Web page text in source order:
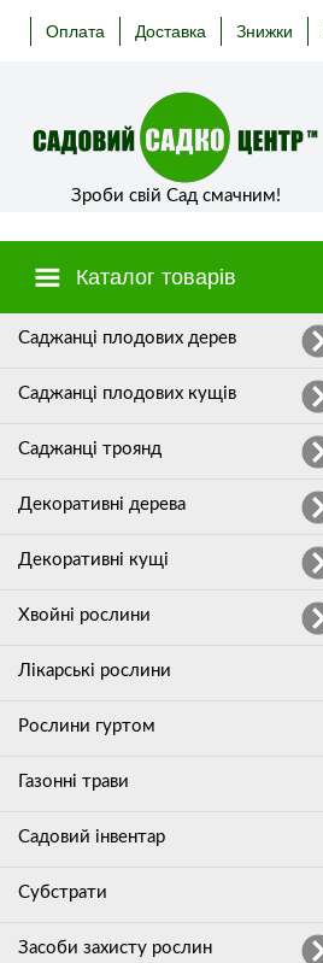
Оплата Доставка Знижки
Зроби свій Сад смачним!
Каталог товарів
Cаджанці плодових дерев
Саджанці плодових кущів
Саджанці троянд
Декоративні дерева
Декоративні кущі
Хвойні рослини
Лікарські рослини
Рослини гуртом
Газонні трави
Садовий інвентар
Субстрати
Засоби захисту рослин